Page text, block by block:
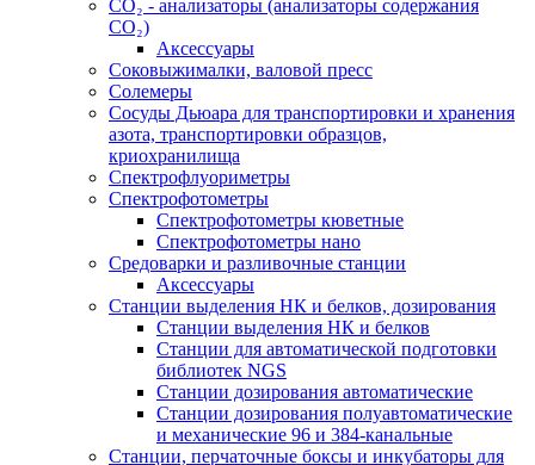
СО₂ - анализаторы (анализаторы содержания
СО₂)
Аксессуары
Соковыжималки, валовой пресс
Солемеры
Сосуды Дьюара для транспортировки и хранения
азота, транспортировки образцов,
криохранилища
Спектрофлуориметры
Спектрофотометры
Спектрофотометры кюветные
Спектрофотометры нано
Средоварки и разливочные станции
Аксессуары
Станции выделения НК и белков, дозирования
Станции выделения НК и белков
Станции для автоматической подготовки
библиотек NGS
Станции дозирования автоматические
Станции дозирования полуавтоматические
и механические 96 и 384-канальные
Станции, перчаточные боксы и инкубаторы для